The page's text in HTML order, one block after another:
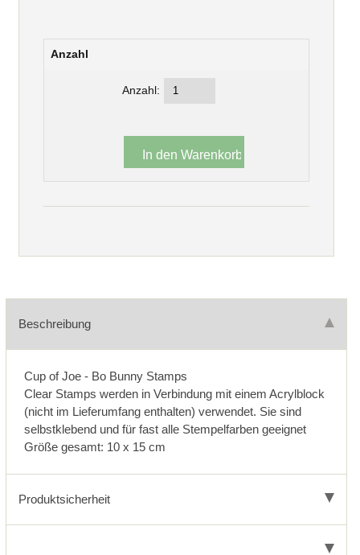
Anzahl
Anzahl:
Beschreibung
Cup of Joe - Bo Bunny Stamps
Clear Stamps werden in Verbindung mit einem Acrylblock
(nicht im Lieferumfang enthalten) verwendet. Sie sind
selbstklebend und für fast alle Stempelfarben geeignet
Größe gesamt: 10 x 15 cm
Produktsicherheit